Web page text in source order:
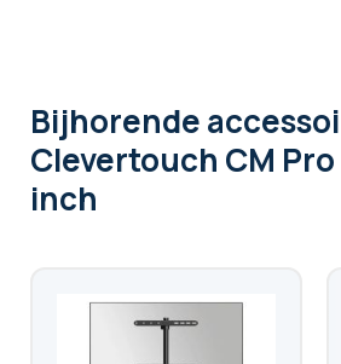
Bijhorende
Clevertouch CM
inch